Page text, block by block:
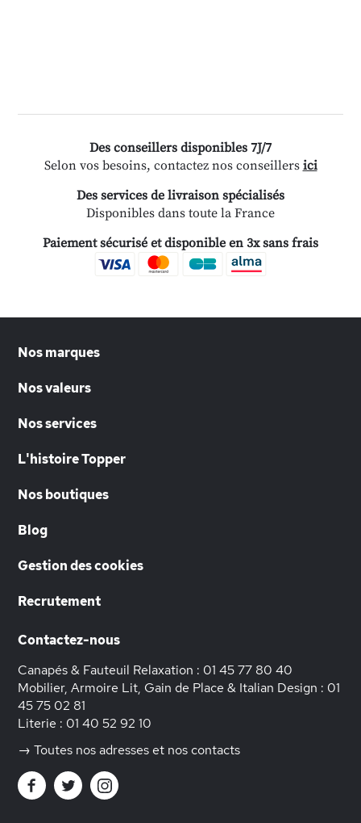
Des conseillers disponibles 7J/7
Selon vos besoins, contactez nos conseillers ici
Des services de livraison spécialisés
Disponibles dans toute la France
Paiement sécurisé et disponible en 3x sans frais
Nos marques
Nos valeurs
Nos services
L'histoire Topper
Nos boutiques
Blog
Gestion des cookies
Recrutement
Contactez-nous
Canapés & Fauteuil Relaxation : 01 45 77 80 40
Mobilier, Armoire Lit, Gain de Place & Italian Design : 01
45 75 02 81
Literie : 01 40 52 92 10
→ Toutes nos adresses et nos contacts